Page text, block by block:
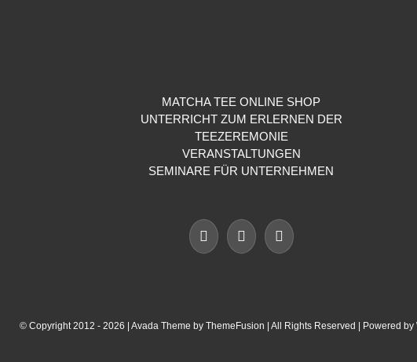
MATCHA TEE ONLINE SHOP
UNTERRICHT ZUM ERLERNEN DER
TEEZEREMONIE
VERANSTALTUNGEN
SEMINARE FÜR UNTERNEHMEN
© Copyright 2012 - 2026 | Avada Theme by ThemeFusion | All Rights Reserved | Powered by